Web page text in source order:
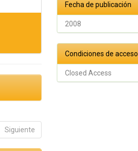
Siguiente
Fecha de publicación
2008
Condiciones de acceso
Closed Access